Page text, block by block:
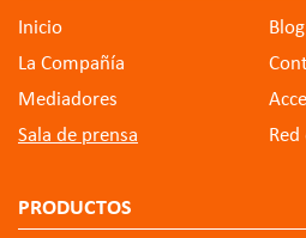
Inicio
La Compañía
Mediadores
Sala de prensa
Blog
PRODUCTOS